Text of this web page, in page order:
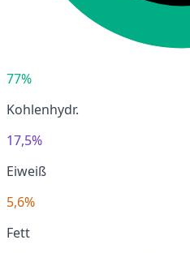
77%
Kohlenhydr.
17,5%
Eiweiß
5,6%
Fett